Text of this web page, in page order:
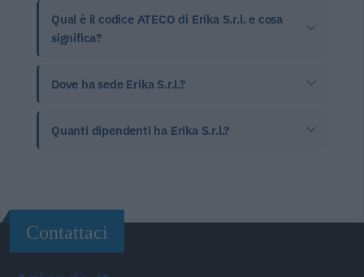
Qual è il codice ATECO di Erika S.r.l. e cosa
significa?
Dove ha sede Erika S.r.l.?
Quanti dipendenti ha Erika S.r.l.?
Contattaci